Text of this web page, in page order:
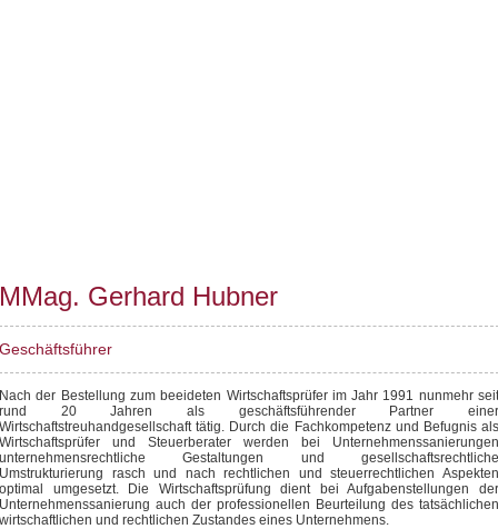
MMag. Gerhard Hubner
Geschäftsführer
Nach der Bestellung zum beeideten Wirtschaftsprüfer im Jahr 1991 nunmehr seit
rund 20 Jahren als geschäftsführender Partner einer
Wirtschaftstreuhandgesellschaft tätig. Durch die Fachkompetenz und Befugnis als
Wirtschaftsprüfer und Steuerberater werden bei Unternehmenssanierungen
unternehmensrechtliche Gestaltungen und gesellschaftsrechtliche
Umstrukturierung rasch und nach rechtlichen und steuerrechtlichen Aspekten
optimal umgesetzt. Die Wirtschaftsprüfung dient bei Aufgabenstellungen der
Unternehmenssanierung auch der professionellen Beurteilung des tatsächlichen
wirtschaftlichen und rechtlichen Zustandes eines Unternehmens.